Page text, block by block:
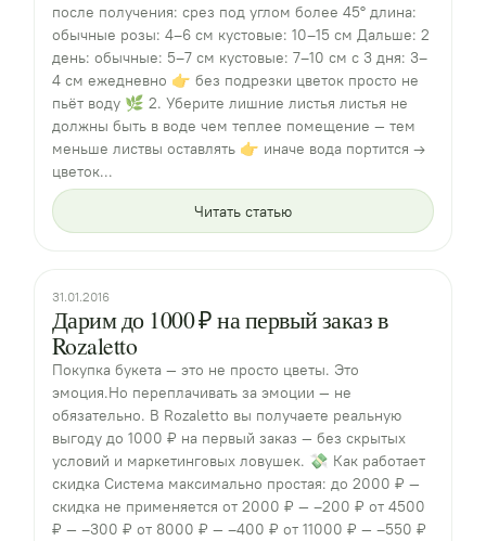
после получения: срез под углом более 45° длина:
обычные розы: 4–6 см кустовые: 10–15 см Дальше: 2
день: обычные: 5–7 см кустовые: 7–10 см с 3 дня: 3–
4 см ежедневно 👉 без подрезки цветок просто не
пьёт воду 🌿 2. Уберите лишние листья листья не
должны быть в воде чем теплее помещение — тем
меньше листвы оставлять 👉 иначе вода портится →
цветок...
Читать статью
31.01.2016
Дарим до 1000 ₽ на первый заказ в
Rozaletto
Покупка букета — это не просто цветы. Это
эмоция.Но переплачивать за эмоции — не
обязательно. В Rozaletto вы получаете реальную
выгоду до 1000 ₽ на первый заказ — без скрытых
условий и маркетинговых ловушек. 💸 Как работает
скидка Система максимально простая: до 2000 ₽ —
скидка не применяется от 2000 ₽ — –200 ₽ от 4500
₽ — –300 ₽ от 8000 ₽ — –400 ₽ от 11000 ₽ — –550 ₽